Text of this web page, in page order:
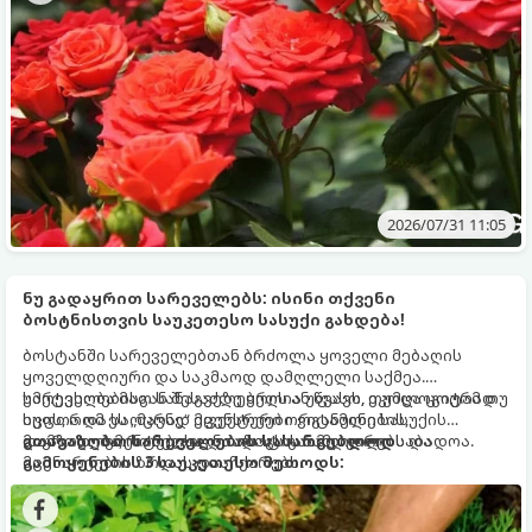
2026/07/31 11:05
ნუ გადაყრით სარეველებს: ისინი თქვენი
ბოსტნისთვის საუკეთესო სასუქი გახდება!
ბოსტანში სარეველებთან ბრძოლა ყოველი მებაღის
ყოველდღიური და საკმაოდ დამღლელი საქმეა.
უმეტესობა მათ სანაგვეზე ყრის ან წვავს, თუმცა ცოტამ თუ
იცის, რომ ეს „მავნე“ მცენარეები ვიტამინების,
მიკროელემენტებისა და აზოტის ნამდვილი საბადოა.
სარეველებისგან შესაძლებელია უფასო, ეკოლოგიურად
სუფთა და საოცრად ეფექტური ორგანული სასუქის
დამზადება, რომელიც ნიადაგს გაამდიდრებს და
მცენარეების ზრდას დააჩქარებს.
გთავაზობთ სარეველების სასარგებლოდ
გამოყენების 3 საუკეთესო მეთოდს: